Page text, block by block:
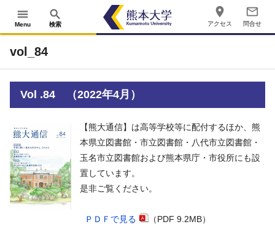
menu
Menu
search
検索
place
アクセス
mail_outline
問合せ
vol_84
Vol .84 （2022年4月）
【熊大通信】は高等学校等に配付するほか、熊
本県立図書館・市立図書館・八代市立図書館・
玉名市立図書館および熊本県庁・市役所にも設
置しています。
是非ご覧ください。
ＰＤＦで見る （PDF 9.2MB）